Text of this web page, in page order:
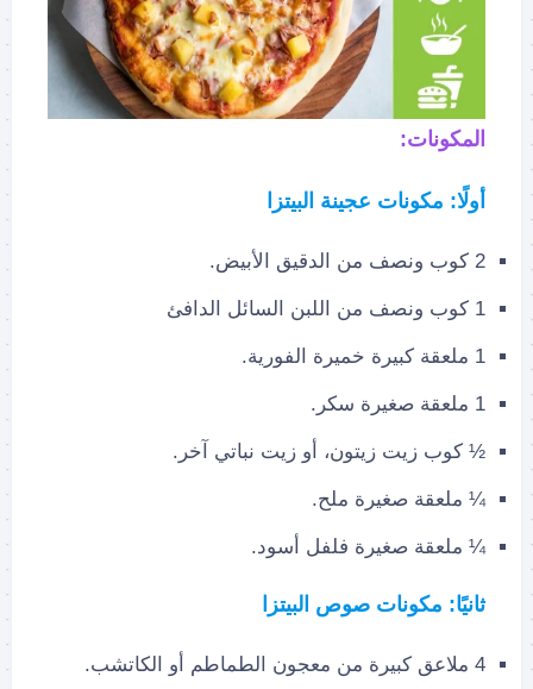
المكونات:
أولًا: مكونات عجينة البيتزا
2 كوب ونصف من الدقيق الأبيض.
1 كوب ونصف من اللبن السائل الدافئ
1 ملعقة كبيرة خميرة الفورية.
1 ملعقة صغيرة سكر.
½ كوب زيت زيتون، أو زيت نباتي آخر.
¼ ملعقة صغيرة ملح.
¼ ملعقة صغيرة فلفل أسود.
ثانيًا: مكونات صوص البيتزا
4 ملاعق كبيرة من معجون الطماطم أو الكاتشب.